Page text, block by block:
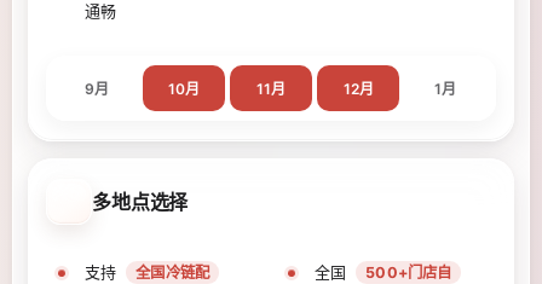
通畅
9月 10月 11月 12月 1月
多地点选择
支持
全国冷链配
全国
500+门店自